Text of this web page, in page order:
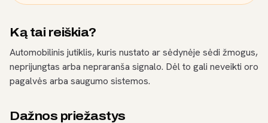
Ką tai reiškia?
Automobilinis jutiklis, kuris nustato ar sėdynėje sėdi žmogus,
neprijungtas arba nepraranša signalo. Dėl to gali neveikti oro
pagalvės arba saugumo sistemos.
Dažnos priežastys